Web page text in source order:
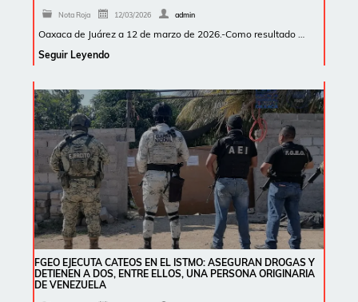
Nota Roja 12/03/2026 admin
Oaxaca de Juárez a 12 de marzo de 2026.-Como resultado …
Seguir Leyendo
FGEO EJECUTA CATEOS EN EL ISTMO: ASEGURAN DROGAS Y
DETIENEN A DOS, ENTRE ELLOS, UNA PERSONA ORIGINARIA
DE VENEZUELA